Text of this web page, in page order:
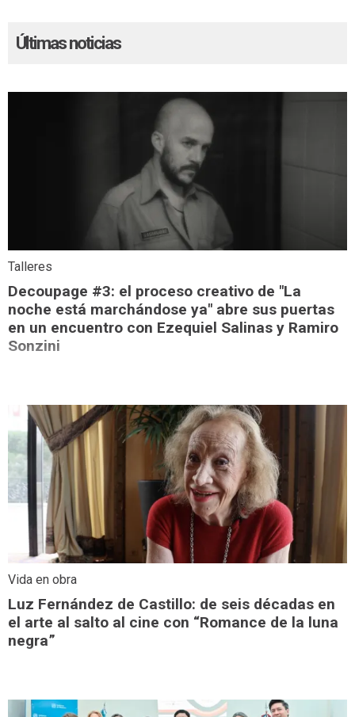
Últimas noticias
Talleres
Decoupage #3: el proceso creativo de "La
noche está marchándose ya" abre sus puertas
en un encuentro con Ezequiel Salinas y Ramiro
Sonzini
Vida en obra
Luz Fernández de Castillo: de seis décadas en
el arte al salto al cine con “Romance de la luna
negra”